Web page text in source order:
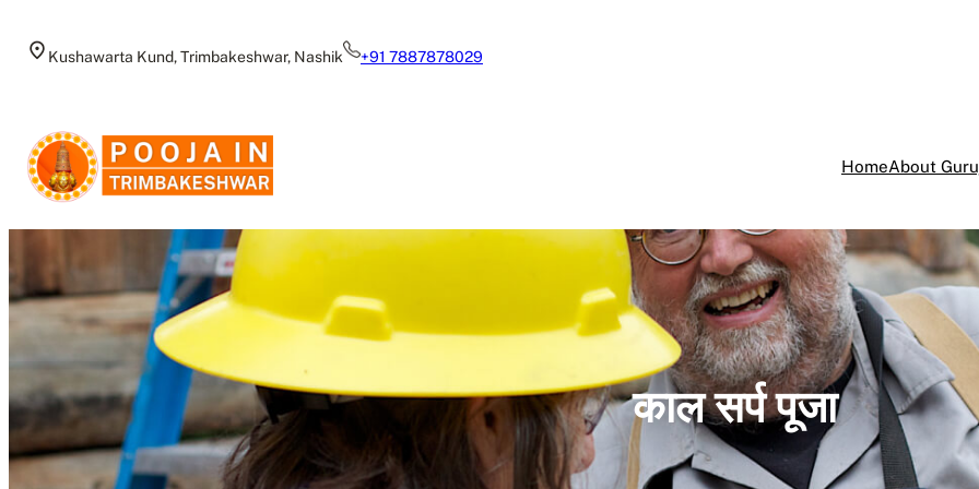
Kushawarta Kund, Trimbakeshwar, Nashik +91 7887878029
HomeAbout
काल सर्प पूजा